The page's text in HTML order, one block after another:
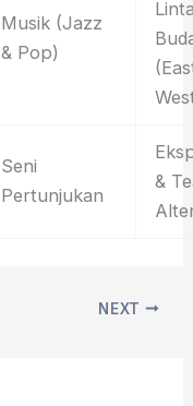
Musik (Jazz
& Pop)
Seni
Pertunjukan
&
NEXT